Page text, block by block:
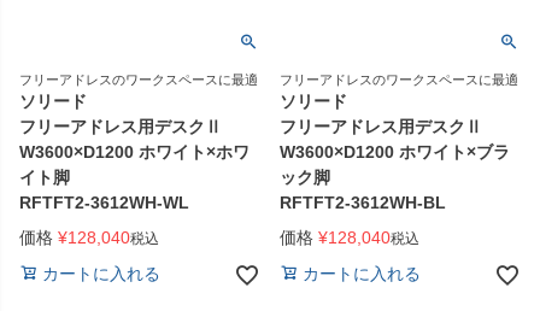
フリーアドレスのワークスペースに最適
ソリード
フリーアドレス用デスクⅡ
W3600×D1200 ホワイト×ホワ
イト脚
RFTFT2-3612WH-WL
価格 ¥128,040税込
カートに入れる
フリーアドレスのワークスペースに最適
ソリード
フリーアドレス用デスクⅡ
W3600×D1200 ホワイト×ブラ
ック脚
RFTFT2-3612WH-BL
価格 ¥128,040税込
カートに入れる